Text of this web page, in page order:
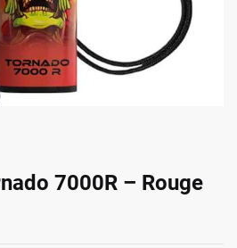
7000R – Rouge